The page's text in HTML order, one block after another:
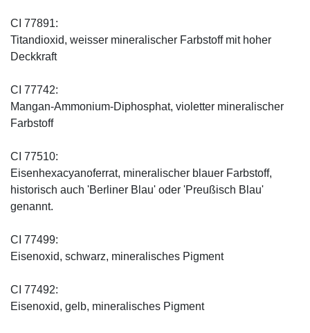
CI 77891:
Titandioxid, weisser mineralischer Farbstoff mit hoher
Deckkraft
CI 77742:
Mangan-Ammonium-Diphosphat, violetter mineralischer
Farbstoff
CI 77510:
Eisenhexacyanoferrat, mineralischer blauer Farbstoff,
historisch auch 'Berliner Blau' oder 'Preußisch Blau'
genannt.
CI 77499:
Eisenoxid, schwarz, mineralisches Pigment
CI 77492:
Eisenoxid, gelb, mineralisches Pigment